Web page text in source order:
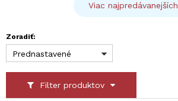
Viac najpredávanejších
Filter produktov
Zoradiť:
Prednastavené